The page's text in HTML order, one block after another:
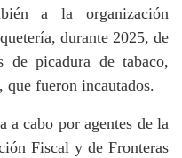
a la organización
durante 2025, de
picadura de tabaco,
que fueron incautados.
a cabo por agentes de la
Fiscal y de Fronteras